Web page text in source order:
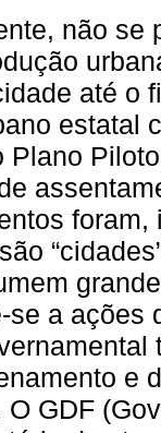
não se
até o
estatal
Plano
se a ações
e
GDF